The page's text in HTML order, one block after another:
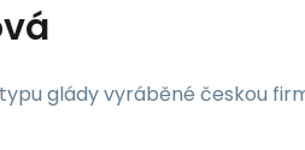
glády vyráběné českou